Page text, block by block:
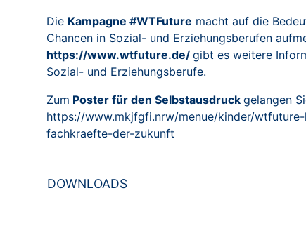
Die Kampagne #WTFuture macht auf die
Chancen in Sozial- und Erziehungsberufen
https://www.wtfuture.de/ gibt es weitere
Sozial- und Erziehungsberufe.
Zum Poster für den Selbstausdruck gelangen
https://www.mkjfgfi.nrw/menue/kinder/
fachkraefte-der-zukunft
DOWNLOADS